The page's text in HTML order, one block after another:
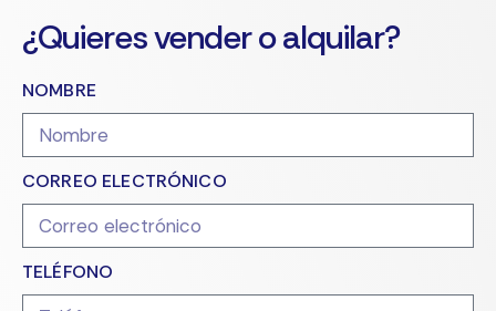
¿Quieres vender o alquilar?
NOMBRE
CORREO ELECTRÓNICO
TELÉFONO